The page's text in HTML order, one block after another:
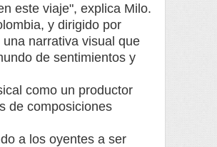
este viaje", explica Milo.
y dirigido por
narrativa visual que
de sentimientos y
como un productor
de composiciones
a los oyentes a ser